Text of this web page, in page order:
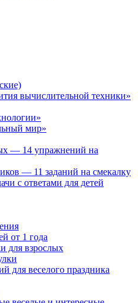
вычислительной техники»
мир»
— 14 упражнений на
— 11 заданий на смекалку
с ответами для детей
от 1 года
для взрослых
для веселого праздника